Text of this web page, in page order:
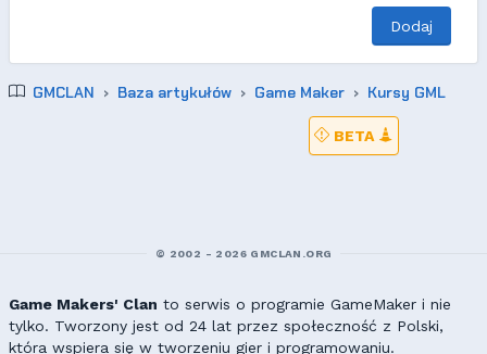
Dodaj
GMCLAN Baza artykułów Game Maker Kursy GML
BETA
© 2002 - 2026 GMCLAN.ORG
Game Makers' Clan to serwis o programie GameMaker i nie
tylko. Tworzony jest od 24 lat przez społeczność z Polski,
która wspiera się w tworzeniu gier i programowaniu.